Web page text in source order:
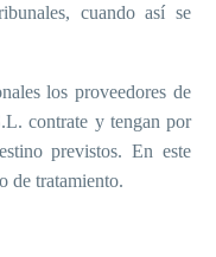
cuando así se
los proveedores de
contrate y tengan por
previstos. En este
de tratamiento.